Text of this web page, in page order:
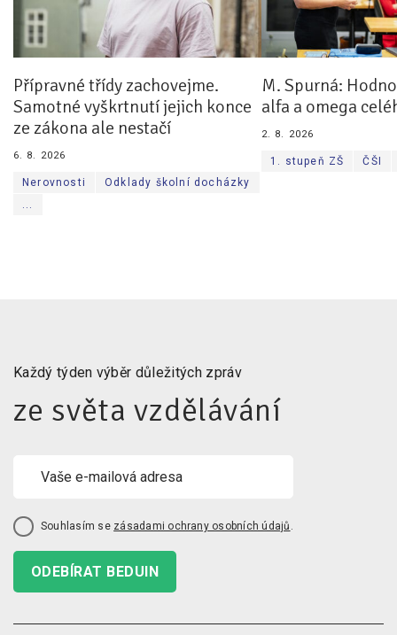
Přípravné třídy zachovejme.
Samotné vyškrtnutí jejich konce
ze zákona ale nestačí
6. 8. 2026
Nerovnosti
Odklady školní docházky
...
M. Spurná:
alfa a omega
2. 8. 2026
1. stupeň ZŠ ČŠI
Každý týden výběr důležitých zpráv
ze světa vzdělávání
Souhlasím se zásadami ochrany osobních údajů .
ODEBÍRAT BEDUIN